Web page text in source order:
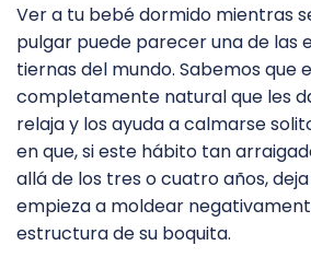
Ver a tu bebé dormido mientras
pulgar puede parecer una de las
tiernas del mundo. Sabemos que
completamente natural que les
relaja y los ayuda a calmarse
en que, si este hábito tan
allá de los tres o cuatro años,
empieza a moldear
estructura de su boquita.